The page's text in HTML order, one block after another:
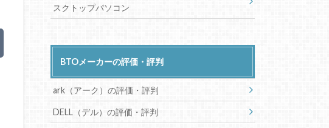
スクトップパソコン
BTOメーカーの評価・評判
ark（アーク）の評価・評判
DELL（デル）の評価・評判